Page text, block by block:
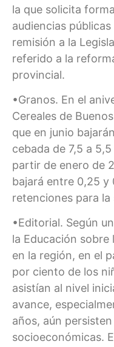
la que solicita
audiencias
remisión a la
referido a la
provincial.
•Granos. En el
Cereales de
que en junio
cebada de 7,5 a
partir de enero de
bajará entre 0,25 y
retenciones para la
•Editorial. Según
la Educación
en la región, en el
por ciento de los
asistían al nivel
avance,
años, aún
socioeconómicas.